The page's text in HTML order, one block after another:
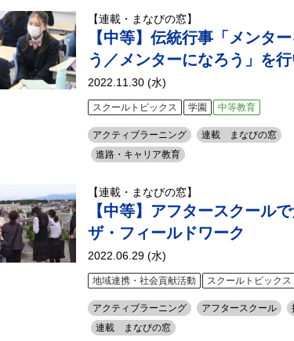
【連載・まなびの窓】
【中等】伝統行事「メンタ
う／メンターになろう」を
2022.11.30 (水)
スクールトピックス 学園 中等教育
アクティブラーニング
連載 まなびの窓
進路・キャリア教育
【連載・まなびの窓】
【中等】アフタースクール
ザ・フィールドワーク
2022.06.29 (水)
地域連携・社会貢献活動 スクールトピックス
アクティブラーニング アフタースクール
連載 まなびの窓